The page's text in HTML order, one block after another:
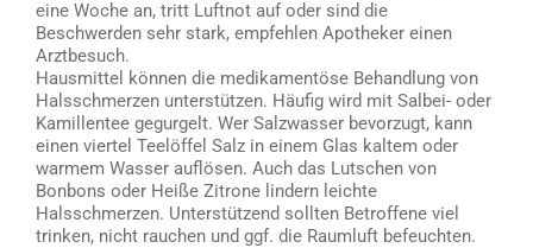
eine Woche an, tritt Luftnot auf oder sind die
Beschwerden sehr stark, empfehlen Apotheker einen
Arztbesuch.
Hausmittel können die medikamentöse Behandlung von
Halsschmerzen unterstützen. Häufig wird mit Salbei- oder
Kamillentee gegurgelt. Wer Salzwasser bevorzugt, kann
einen viertel Teelöffel Salz in einem Glas kaltem oder
warmem Wasser auflösen. Auch das Lutschen von
Bonbons oder Heiße Zitrone lindern leichte
Halsschmerzen. Unterstützend sollten Betroffene viel
trinken, nicht rauchen und ggf. die Raumluft befeuchten.